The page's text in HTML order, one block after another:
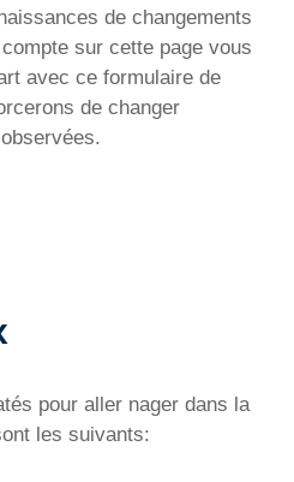
de changements
sur cette page vous
avec ce formulaire de
de changer
pour aller nager dans la
les suivants: